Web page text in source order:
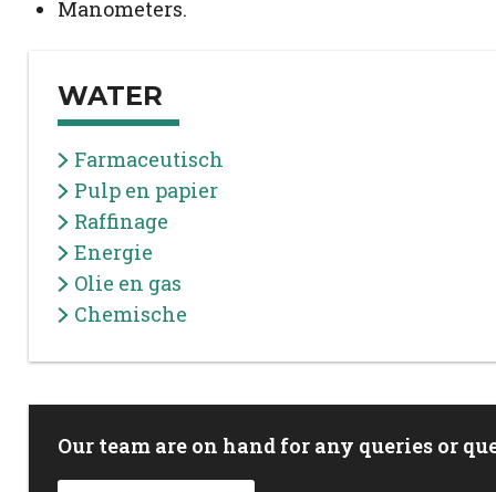
Manometers.
WATER
Farmaceutisch
Pulp en papier
Raffinage
Energie
Olie en gas
Chemische
Our team are on hand for any queries or